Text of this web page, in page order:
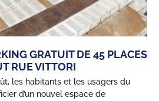
GRATUIT DE 45 PLACES
RUE VITTORI
les habitants et les usagers du
d’un nouvel espace de